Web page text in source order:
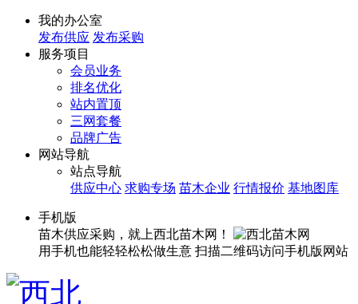
我的办公室
发布供应 发布采购
服务项目
会员业务
排名优化
站内置顶
三网套餐
品牌广告
网站导航
站点导航
供应中心 求购专场 苗木企业 行情报价 基地图库
手机版
苗木供应采购，就上西北苗木网！
用手机也能轻轻松松做生意 扫描二维码访问手机版网站